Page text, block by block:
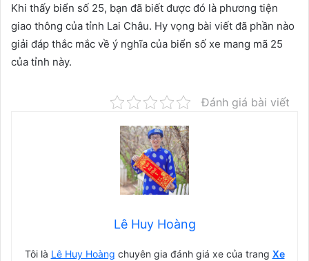
Khi thấy biển số 25, bạn đã biết được đó là phương tiện
giao thông của tỉnh Lai Châu. Hy vọng bài viết đã phần nào
giải đáp thắc mắc về ý nghĩa của biển số xe mang mã 25
của tỉnh này.
Đánh giá bài viết
Lê Huy Hoàng
Tôi là Lê Huy Hoàng chuyên gia đánh giá xe của trang Xe